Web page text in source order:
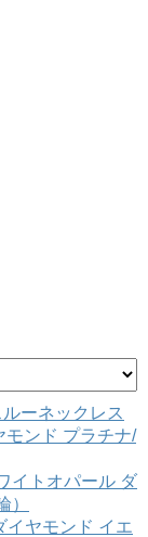
ーネックレス
モンド プラチナ/
イトオパール ダ
）
イヤモンド イエ